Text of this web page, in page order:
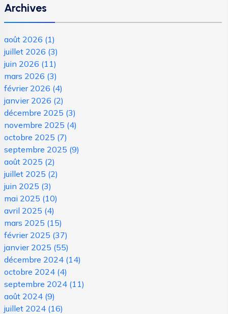
Archives
août 2026 (1)
juillet 2026 (3)
juin 2026 (11)
mars 2026 (3)
février 2026 (4)
janvier 2026 (2)
décembre 2025 (3)
novembre 2025 (4)
octobre 2025 (7)
septembre 2025 (9)
août 2025 (2)
juillet 2025 (2)
juin 2025 (3)
mai 2025 (10)
avril 2025 (4)
mars 2025 (15)
février 2025 (37)
janvier 2025 (55)
décembre 2024 (14)
octobre 2024 (4)
septembre 2024 (11)
août 2024 (9)
juillet 2024 (16)